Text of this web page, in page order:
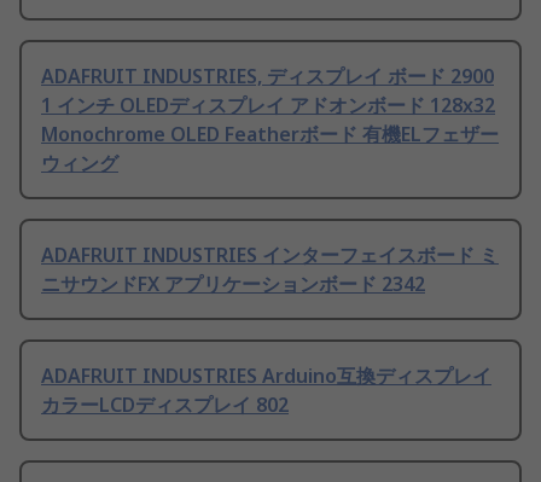
ADAFRUIT INDUSTRIES, ディスプレイ ボード 2900
1 インチ OLEDディスプレイ アドオンボード 128x32
Monochrome OLED Featherボード 有機ELフェザー
ウィング
ADAFRUIT INDUSTRIES インターフェイスボード ミ
ニサウンドFX アプリケーションボード 2342
ADAFRUIT INDUSTRIES Arduino互換ディスプレイ
カラーLCDディスプレイ 802